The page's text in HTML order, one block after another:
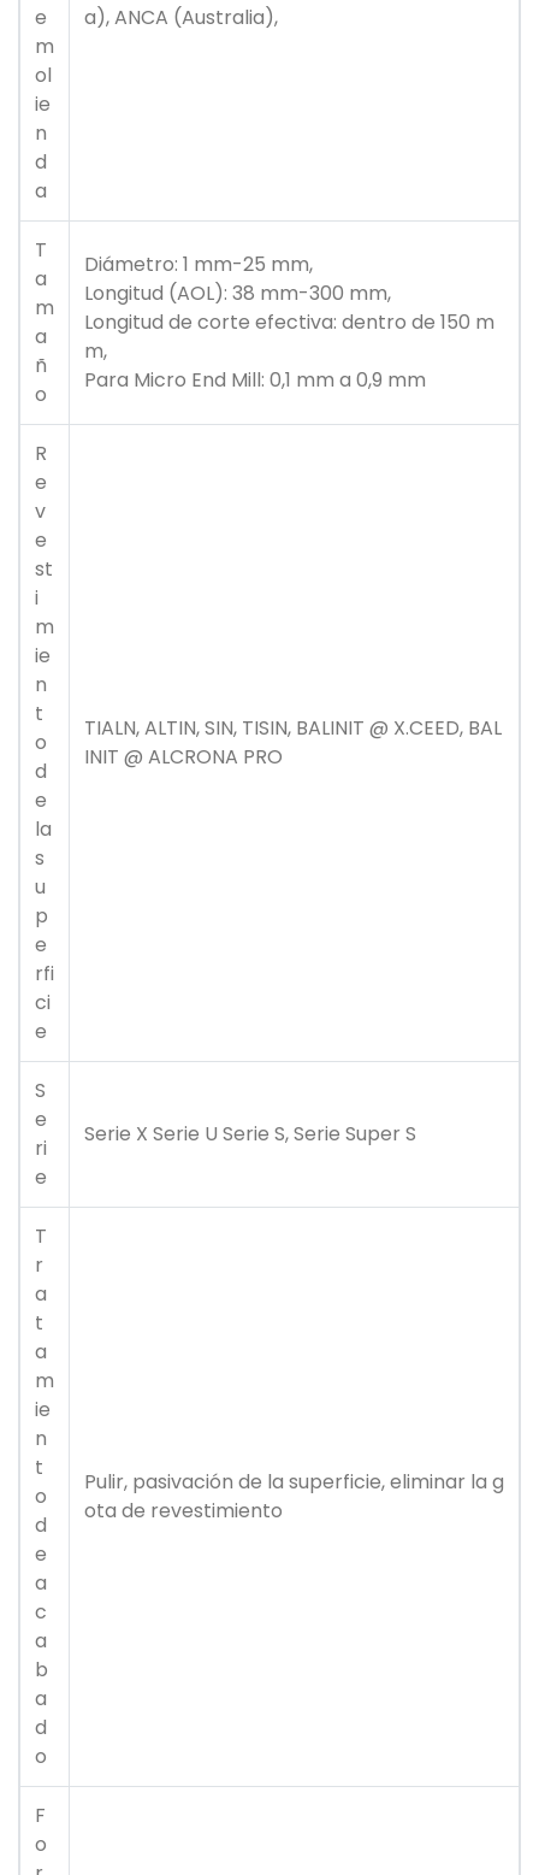
e
m
ol
ie
n
d
a
a), ANCA (Australia),
T
a
m
a
ñ
o
Diámetro: 1 mm-25 mm,
Longitud (AOL): 38 mm-300 mm,
Longitud de corte efectiva: dentro de 150 m
m,
Para Micro End Mill: 0,1 mm a 0,9 mm
R
e
v
e
st
i
m
ie
n
t
o
d
e
la
s
u
p
e
rfi
ci
e
TIALN, ALTIN, SIN, TISIN, BALINIT @ X.CEED, BAL
INIT @ ALCRONA PRO
S
e
ri
e
Serie X Serie U Serie S, Serie Super S
T
r
a
t
a
m
ie
n
t
o
d
e
a
c
a
b
a
d
o
Pulir, pasivación de la superficie, eliminar la g
ota de revestimiento
F
o